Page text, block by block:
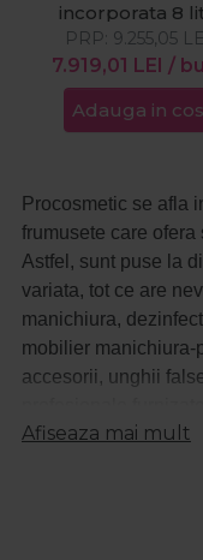
incorporata 8
7.919,01 LEI /
PRP: 9.255,05
Adauga in cos
Procosmetic se afla
frumusete care
Astfel, sunt puse la
variata, tot ce are
manichiura,
mobilier manichiura-
accesorii, unghii
saloanele renumite
Afiseaza mai mult